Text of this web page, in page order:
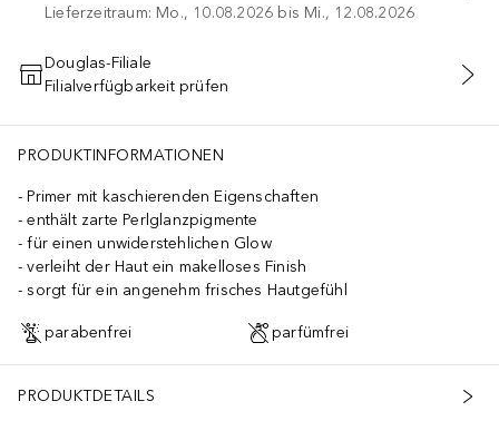
Lieferzeitraum: Mo., 10.08.2026 bis Mi., 12.08.2026
IN DEN WARENKORB
Douglas-Filiale
Filialverfügbarkeit prüfen
PRODUKTINFORMATIONEN
Primer mit kaschierenden Eigenschaften
enthält zarte Perlglanzpigmente
für einen unwiderstehlichen Glow
verleiht der Haut ein makelloses Finish
sorgt für ein angenehm frisches Hautgefühl
parabenfrei parfümfrei
PRODUKTDETAILS